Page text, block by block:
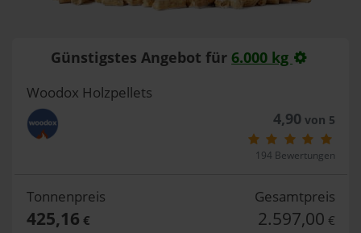
Günstigstes Angebot für 6.000 kg
Woodox Holzpellets
4,90 von 5
194 Bewertungen
Tonnenpreis
425,16 €
Gesamtpreis
2.597,00 €